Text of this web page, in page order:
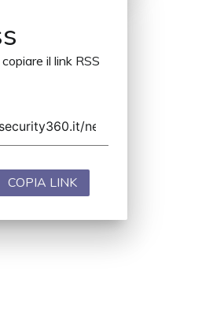
il link RSS
COPIA LINK